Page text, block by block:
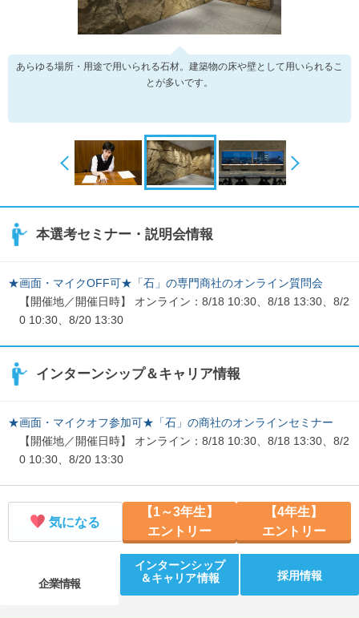
あらゆる場所・用途で用いられる石材。建築物の床や壁として用いられるこ
とが多いです。
本選考セミナー・説明会情報
★画面・マイクOFF可★「石」の専門商社のオンライン質問会
【開催地／開催日時】 オンライン：8/18 10:30、8/18 13:30、8/2
0 10:30、8/20 13:30
インターンシップ＆キャリア情報
★画面・マイクオフ参加可★「石」の商社のオンラインセミナー
【開催地／開催日時】 オンライン：8/18 10:30、8/18 13:30、8/2
0 10:30、8/20 13:30
気になる
【1～3年生】
エントリー
【4年生】
エントリー
企業情報
インターンシップ
＆キャリア情報
採用情報